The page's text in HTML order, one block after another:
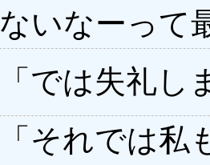
ないなーって
「では失礼
「それでは